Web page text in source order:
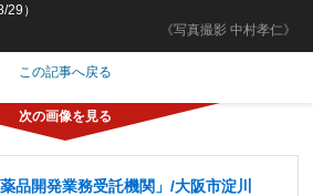
《写真撮影 中村孝仁》
29）
この記事へ戻る
品開発業務受託機関」/大阪市淀川